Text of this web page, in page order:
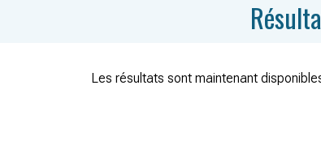
Les résultats sont maintenant